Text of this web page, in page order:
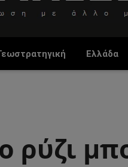
Ελλάδα
ρύζι